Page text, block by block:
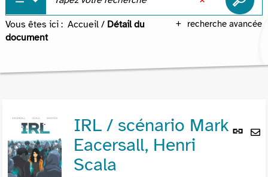
recherche avancée
Vous êtes ici : Accueil / Détail du
document
Lien
IRL / scénario Mark
Eacersall, Henri
Scala